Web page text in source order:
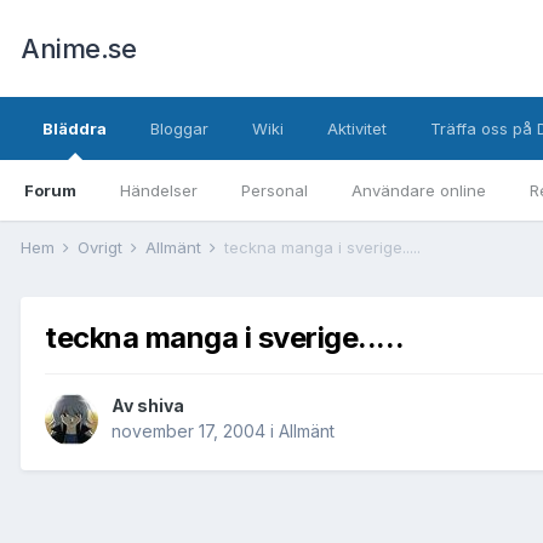
Anime.se
Bläddra
Forum Händelser Personal Användare online
Bloggar Wiki Aktivitet Träffa oss på
Hem Övrigt Allmänt teckna manga i sverige.....
teckna manga i sverige.....
Av shiva
november 17, 2004 i Allmänt